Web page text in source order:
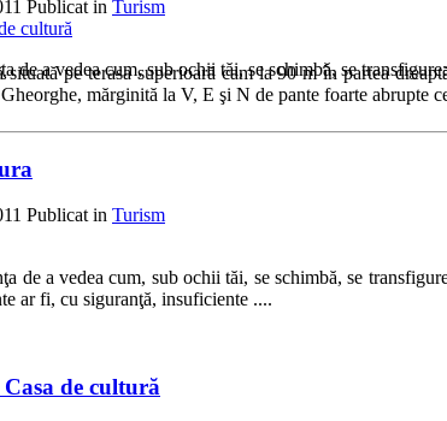
pe terasa superioară cam la 90 m în partea
mărginită la V, E şi N de pante foarte abrupte
Publicat in Turism
de a vedea cum, sub ochii tăi, se schimbă, se
Publicat in Turism
de a vedea cum, sub ochii tăi, se schimbă, se
ar fi, cu siguranţă, insuficiente ....
de cultură